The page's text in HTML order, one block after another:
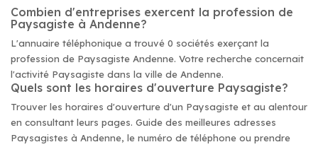
Combien d'entreprises exercent la profession de
Paysagiste à Andenne?
L'annuaire téléphonique a trouvé 0 sociétés exerçant la
profession de Paysagiste Andenne. Votre recherche concernait
l'activité Paysagiste dans la ville de Andenne.
Quels sont les horaires d'ouverture Paysagiste?
Trouver les horaires d'ouverture d'un Paysagiste et au alentour
en consultant leurs pages. Guide des meilleures adresses
Paysagistes à Andenne, le numéro de téléphone ou prendre